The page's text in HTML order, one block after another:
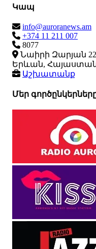
Կապ
info@auroranews.am
+374 11 211 007
8077
Նաիրի Զարյան 22
Երևան,
Աշխատանք
Մեր